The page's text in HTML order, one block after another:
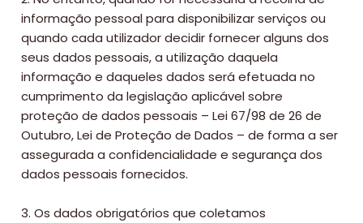
Viajar
Onde
dormir?
Lifestyle
Restaurantes
Praias
informação pessoal para disponibilizar serviços ou
quando cada utilizador decidir fornecer alguns dos
seus dados pessoais, a utilização daquela
informação e daqueles dados será efetuada no
cumprimento da legislação aplicável sobre
proteção de dados pessoais – Lei 67/98 de 26 de
Outubro, Lei de Proteção de Dados – de forma a ser
assegurada a confidencialidade e segurança dos
dados pessoais fornecidos.
3. Os dados obrigatórios que coletamos